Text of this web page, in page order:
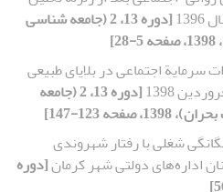
[دوره 13، 2 (جامعه شناسی
سرمایة اجتماعی در بلایای طبیعی
1398
[دوره 13، 2 (جامعه
123-147]
شغلی با رفتار شهروندی
اداره‌های دولتی شهر کرمان[دوره